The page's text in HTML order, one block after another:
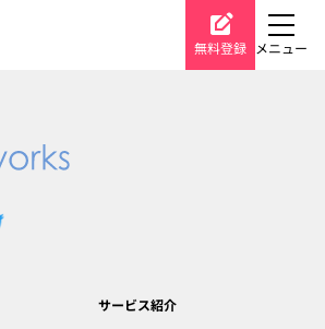
無料登録 メニュー
サービス紹介